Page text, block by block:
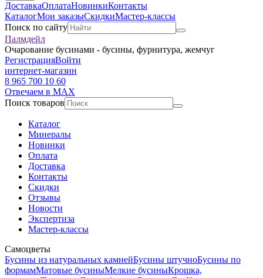
ДоставкаОплатаНовинкиКонтакты
КаталогМои заказыСкидкиМастер-классы
Поиск по сайту
Палмдейл
Очарование бусинами - бусины, фурнитура, жемчуг
РегистрацияВойти
интернет-магазин
8 965 700 10 60
Отвечаем в MAX
Поиск товаров
Каталог
Минералы
Новинки
Оплата
Доставка
Контакты
Скидки
Отзывы
Новости
Экспертиза
Мастер-классы
Самоцветы
Бусины из натуральных камнейБусины штучноБусины по
формамМатовые бусиныМелкие бусиныКрошка,